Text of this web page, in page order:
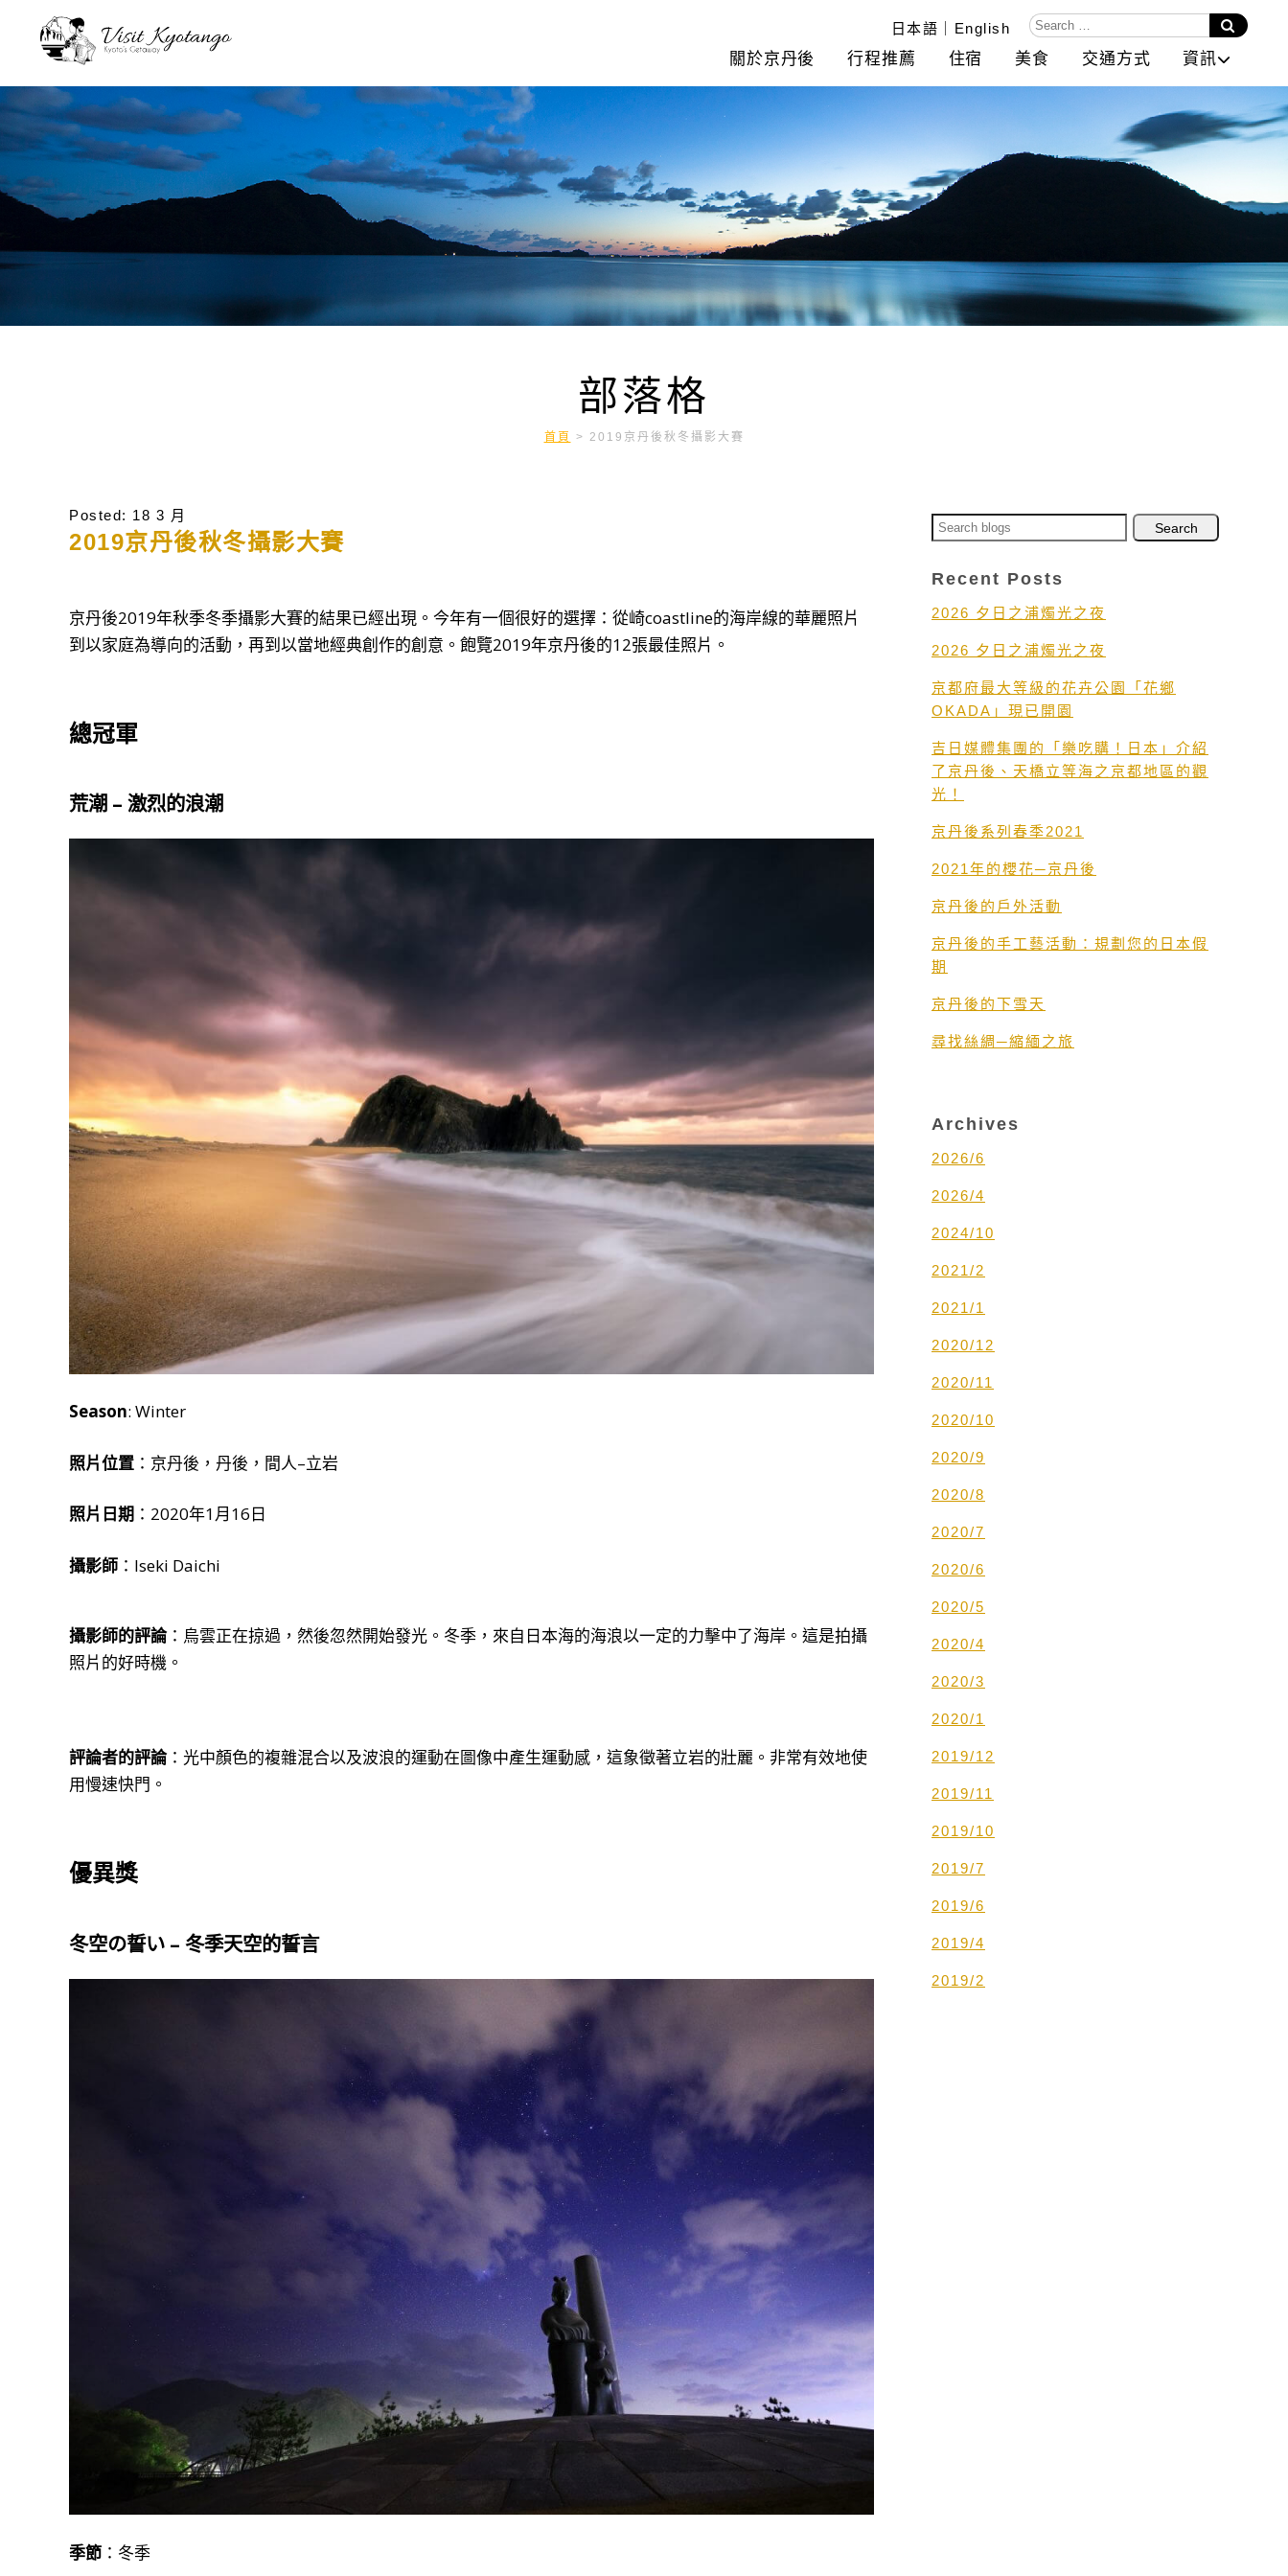
日本語 English
關於京丹後 行程推薦 住宿 美食 交通方式 資訊
部落格
首頁 > 2019京丹後秋冬攝影大賽
Posted: 18 3 月
2019京丹後秋冬攝影大賽
京丹後2019年秋季冬季攝影大賽的結果已經出現。今年有一個很好的選擇：從崎coastline的海岸線的華麗照片
到以家庭為導向的活動，再到以當地經典創作的創意。飽覽2019年京丹後的12張最佳照片。
總冠軍
荒潮 – 激烈的浪潮
Season: Winter
照片位置 ：京丹後，丹後，間人–立岩
照片日期 ：2020年1月16日
攝影師 ：Iseki Daichi
攝影師的評論：烏雲正在掠過，然後忽然開始發光。冬季，來自日本海的海浪以一定的力擊中了海岸。這是拍攝
照片的好時機。
評論者的評論：光中顏色的複雜混合以及波浪的運動在圖像中產生運動感，這象徵著立岩的壯麗。非常有效地使
用慢速快門。
優異獎
冬空の誓い – 冬季天空的誓言
季節 ：冬季
Recent Posts
2026 夕日之浦燭光之夜
2026 夕日之浦燭光之夜
京都府最大等級的花卉公園「花鄉
OKADA」現已開園
吉日媒體集團的「樂吃購！日本」介紹
了京丹後、天橋立等海之京都地區的觀
光！
京丹後系列春季2021
2021年的櫻花─京丹後
京丹後的戶外活動
京丹後的手工藝活動：規劃您的日本假
期
京丹後的下雪天
尋找絲綢─縮緬之旅
Archives
2026/6
2026/4
2024/10
2021/2
2021/1
2020/12
2020/11
2020/10
2020/9
2020/8
2020/7
2020/6
2020/5
2020/4
2020/3
2020/1
2019/12
2019/11
2019/10
2019/7
2019/6
2019/4
2019/2